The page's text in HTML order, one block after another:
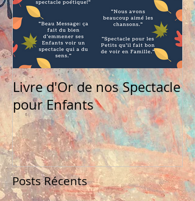
Livre d'Or de nos Spectacle
pour Enfants
Posts Récents